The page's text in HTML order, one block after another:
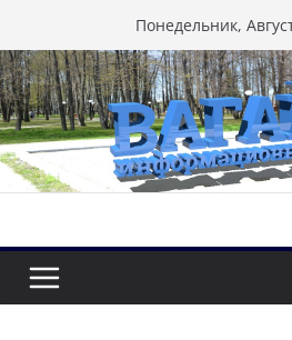
к
содержимому
Понедельник,